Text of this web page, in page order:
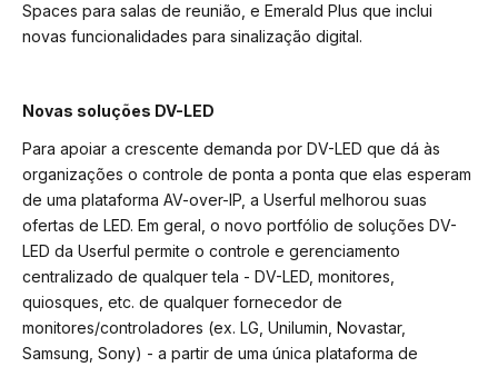
Spaces para salas de reunião, e Emerald Plus que inclui
novas funcionalidades para sinalização digital.
Novas soluções DV-LED
Para apoiar a crescente demanda por DV-LED que dá às
organizações o controle de ponta a ponta que elas esperam
de uma plataforma AV-over-IP, a Userful melhorou suas
ofertas de LED. Em geral, o novo portfólio de soluções DV-
LED da Userful permite o controle e gerenciamento
centralizado de qualquer tela - DV-LED, monitores,
quiosques, etc. de qualquer fornecedor de
monitores/controladores (ex. LG, Unilumin, Novastar,
Samsung, Sony) - a partir de uma única plataforma de